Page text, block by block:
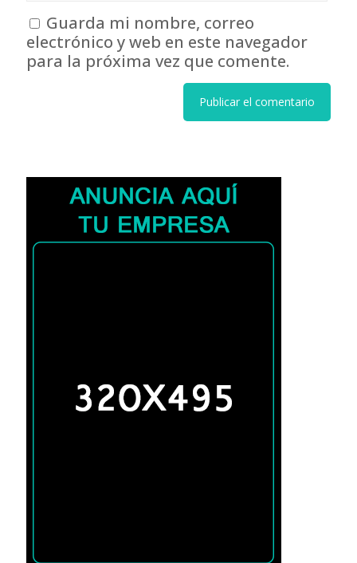
Guarda mi nombre, correo
electrónico y web en este navegador
para la próxima vez que comente.